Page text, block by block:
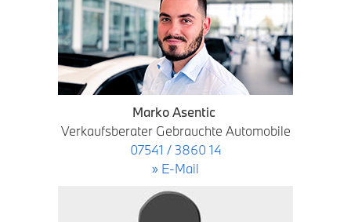
Marko Asentic
Verkaufsberater Gebrauchte Automobile
07541 / 3860 14
» E-Mail